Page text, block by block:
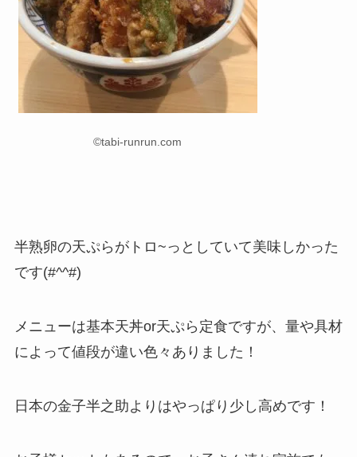
©tabi-runrun.com
半熟卵の天ぷらがトロ~っとしていて美味しかった
です(#^^#)
メニューは基本天丼or天ぷら定食ですが、量や具材
によって値段が違い色々ありました！
日本の金子半之助よりはやっぱり少し高めです！